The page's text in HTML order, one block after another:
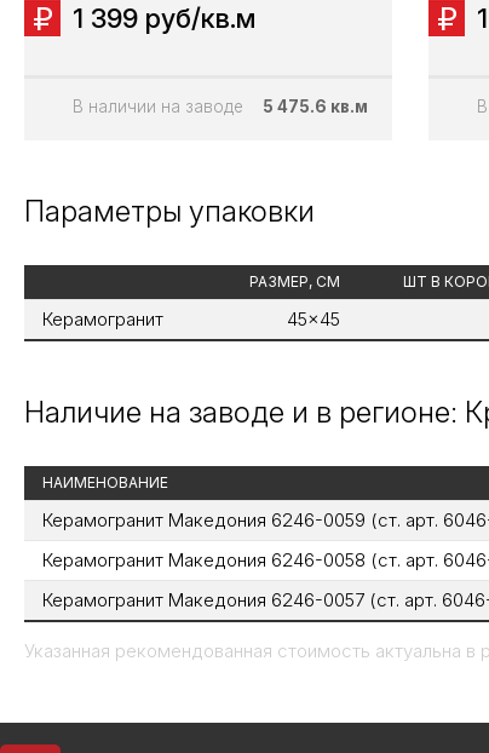
1 399 руб/кв.м
В наличии на заводе 5 475.6 кв.м
Параметры упаковки
РАЗМЕР, СМ ШТ В
Керамогранит 45x45
Наличие на заводе и в регионе:
НАИМЕНОВАНИЕ
Керамогранит Македония 6246-0059 (ст. арт.
Керамогранит Македония 6246-0058 (ст. арт.
Керамогранит Македония 6246-0057 (ст. арт.
Указанная рекомендованная стоимость актуальна в